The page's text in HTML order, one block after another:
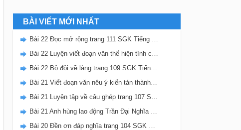
BÀI VIẾT MỚI NHẤT
Bài 22 Đọc mở rộng trang 111 SGK Tiếng Việt 5 Kết nối tri thức tập 2
Bài 22 Luyện viết đoạn văn thể hiện tình cảm, cảm xúc về một sự việc trang 111 SGK Tiếng Việt 5 Kết nối tri thức tập 2
Bài 22 Bộ đội về làng trang 109 SGK Tiếng Việt 5 Kết nối tri thức tập 2
Bài 21 Viết đoạn văn nêu ý kiến tán thành một sự việc, hiện tượng (Bài viết số 2) trang 108 SGK Tiếng Việt 5 Kết nối tri thức tập 2
Bài 21 Luyện tập về câu ghép trang 107 SGK Tiếng Việt 5 Kết nối tri thức tập 2
Bài 21 Anh hùng lao động Trần Đại Nghĩa trang 106 SGK Tiếng Việt 5 Kết nối tri thức tập 2
Bài 20 Đền ơn đáp nghĩa trang 104 SGK Tiếng Việt 5 Kết nối tri thức tập 2